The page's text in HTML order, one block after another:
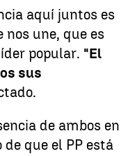
aquí juntos es
nos une, que es
popular. "El
sus
de ambos en
que el PP está